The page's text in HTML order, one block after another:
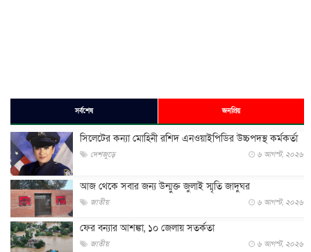
সর্বশেষ জনপ্রিয়
সিলেটের কন্যা মোহিনী রশিদ এনওয়াইপিডির উচ্চপদস্থ কর্মকর্তা
দেশজুড়ে ৬ আগস্ট, ২০২৬
আজ থেকে সবার জন্য উন্মুক্ত জুলাই স্মৃতি জাদুঘর
জাতীয় ৬ আগস্ট, ২০২৬
ফের বন্যার আশঙ্কা, ১০ জেলায় সতর্কতা
জাতীয় ৬ আগস্ট, ২০২৬